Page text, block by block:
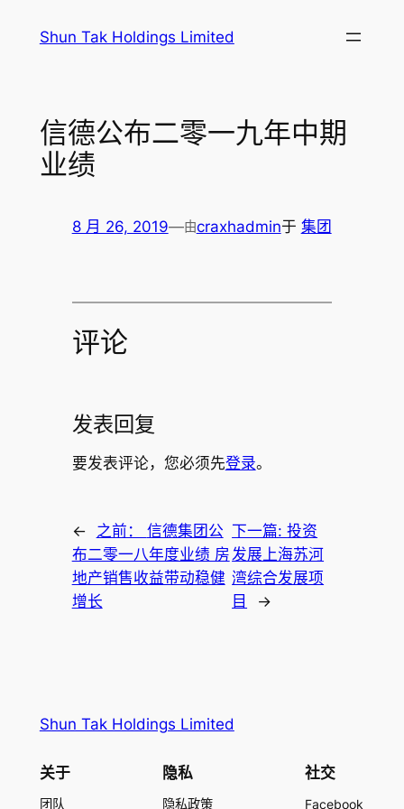
Shun Tak Holdings Limited
信德公布二零一九年中期
业绩
8 月 26, 2019—由craxhadmin于 集团
评论
发表回复
要发表评论，您必须先登录。
← 之前： 信德集团公
布二零一八年度业绩 房
地产销售收益带动稳健
增长
下一篇:投资
发展上海苏河
湾综合发展项
目
→
Shun Tak Holdings Limited
关于
团队
隐私
隐私政策
社交
Facebook